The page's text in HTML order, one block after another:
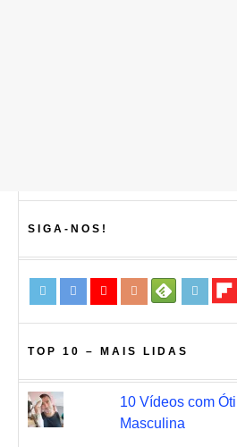
SIGA-NOS!
TOP 10 – MAIS LIDAS
10 Vídeos com
Masculina